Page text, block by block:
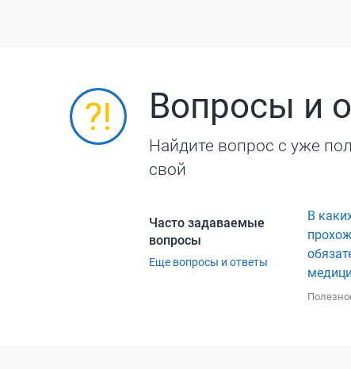
Вопросы и
Найдите вопрос с уже
свой
Часто задаваемые
вопросы
Еще вопросы и ответы
В